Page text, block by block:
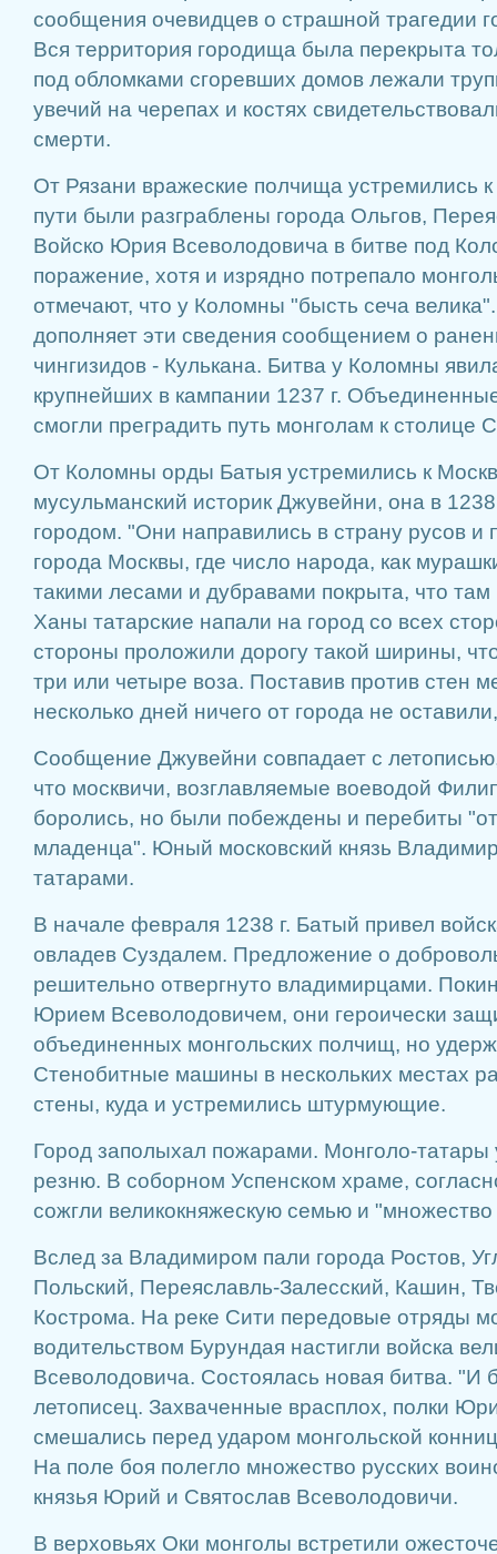
сообщения очевидцев о страшной трагедии
Вся территория городища была перекрыта
под обломками сгоревших домов лежали
увечий на черепах и костях
смерти.
От Рязани вражеские полчища устремились
пути были разграблены города Ольгов,
Войско Юрия Всеволодовича в битве под
поражение, хотя и изрядно потрепало
отмечают, что у Коломны "бысть сеча
дополняет эти сведения сообщением о
чингизидов - Кулькана. Битва у Коломны
крупнейших в кампании 1237 г.
смогли преградить путь монголам к столице
От Коломны орды Батыя устремились к
мусульманский историк Джувейни, она в
городом. "Они направились в страну русов и
города Москвы, где число народа, как
такими лесами и дубравами покрыта, что там
Ханы татарские напали на город со всех
стороны проложили дорогу такой ширины,
три или четыре воза. Поставив против стен
несколько дней ничего от города не
Сообщение Джувейни совпадает с
что москвичи, возглавляемые воеводой
боролись, но были побеждены и перебиты
младенца". Юный московский князь
татарами.
В начале февраля 1238 г. Батый привел
овладев Суздалем. Предложение о
решительно отвергнуто владимирцами.
Юрием Всеволодовичем, они героически
объединенных монгольских полчищ, но
Стенобитные машины в нескольких местах
стены, куда и устремились штурмующие.
Город заполыхал пожарами. Монголо-татары
резню. В соборном Успенском храме,
сожгли великокняжескую семью и
Вслед за Владимиром пали города Ростов,
Польский, Переяславль-Залесский, Кашин,
Кострома. На реке Сити передовые отряды
водительством Бурундая настигли войска
Всеволодовича. Состоялась новая битва. "И
летописец. Захваченные врасплох, полки
смешались перед ударом монгольской
На поле боя полегло множество русских
князья Юрий и Святослав Всеволодовичи.
В верховьях Оки монголы встретили